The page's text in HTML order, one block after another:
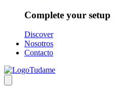
Complete your setup
Discover
Nosotros
Contacto